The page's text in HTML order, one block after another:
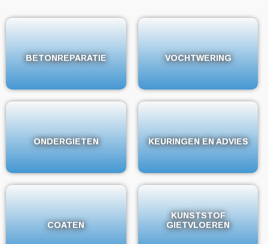
BETONREPARATIE
BETONREPARATIE VOCHTWERING
VOCHTWERING
ONDERGIETEN
ONDERGIETEN KEURINGEN EN ADVIES
KEURINGEN EN ADVIES
COATEN
COATEN
KUNSTSTOF
GIETVLOEREN
KUNSTSTOF
GIETVLOEREN